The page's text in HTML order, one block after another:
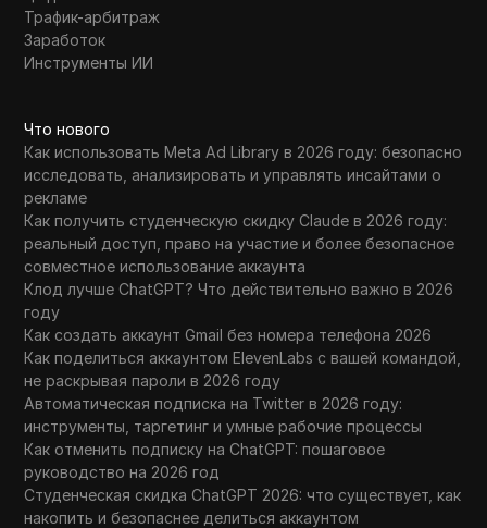
Трафик-арбитраж
Заработок
Инструменты ИИ
Что нового
Как использовать Meta Ad Library в 2026 году: безопасно
исследовать, анализировать и управлять инсайтами о
рекламе
Как получить студенческую скидку Claude в 2026 году:
реальный доступ, право на участие и более безопасное
совместное использование аккаунта
Клод лучше ChatGPT? Что действительно важно в 2026
году
Как создать аккаунт Gmail без номера телефона 2026
Как поделиться аккаунтом ElevenLabs с вашей командой,
не раскрывая пароли в 2026 году
Автоматическая подписка на Twitter в 2026 году:
инструменты, таргетинг и умные рабочие процессы
Как отменить подписку на ChatGPT: пошаговое
руководство на 2026 год
Студенческая скидка ChatGPT 2026: что существует, как
накопить и безопаснее делиться аккаунтом